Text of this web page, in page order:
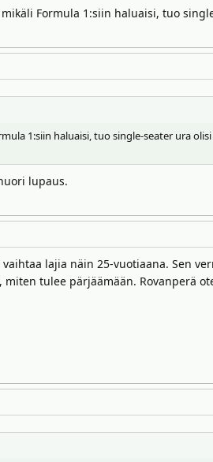
Formula 1:siin haluaisi, tuo
1:siin haluaisi, tuo single-seater ura
lupaus.
lajia näin 25-vuotiaana. Sen
tulee pärjäämään. Rovanperä